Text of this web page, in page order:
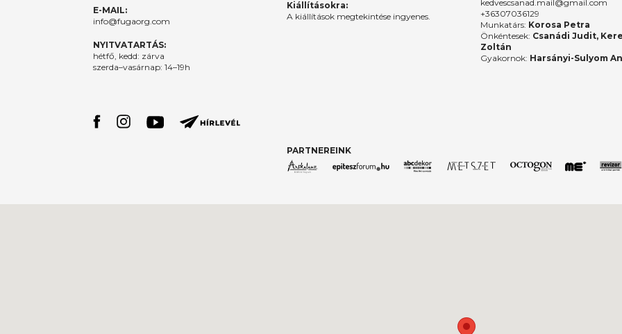
E-MAIL:
info@fugaorg.com
NYITVATARTÁS:
hétfő, kedd: zárva
szerda–vasárnap: 14–19h
Kiállításokra:
A kiállítások megtekintése ingyenes.
kedvescsanad.mail@gmail.com
+36307036129
Munkatárs: Korosa Petra
Önkéntesek: Csanádi Judit,
Zoltán
Gyakornok: Harsányi-Sulyom
PARTNEREINK